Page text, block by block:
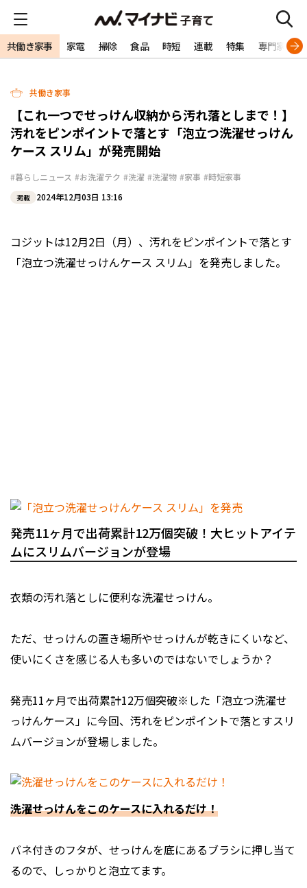
共働き家事 家電 掃除 食品 時短 連載 特集 専門家
共働き家事
【これ一つでせっけん収納から汚れ落としまで！】
汚れをピンポイントで落とす「泡立つ洗濯せっけん
ケース スリム」が発売開始
#暮らしニュース #お洗濯テク #洗濯 #洗濯物 #家事 #時短家事
掲載 2024年12月03日 13:16
コジットは12月2日（月）、汚れをピンポイントで落とす
「泡立つ洗濯せっけんケース スリム」を発売しました。
発売11ヶ月で出荷累計12万個突破！大ヒットアイテ
ムにスリムバージョンが登場
衣類の汚れ落としに便利な洗濯せっけん。
ただ、せっけんの置き場所やせっけんが乾きにくいなど、
使いにくさを感じる人も多いのではないでしょうか？
発売11ヶ月で出荷累計12万個突破※した「泡立つ洗濯せ
っけんケース」に今回、汚れをピンポイントで落とすスリ
ムバージョンが登場しました。
洗濯せっけんをこのケースに入れるだけ！
バネ付きのフタが、せっけんを底にあるブラシに押し当て
るので、しっかりと泡立てます。